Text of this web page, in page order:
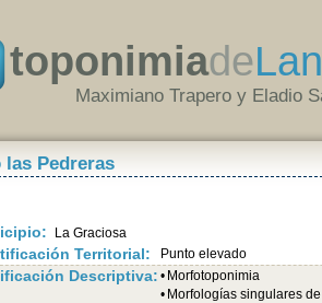
toponimiade
Maximiano Trapero y Eladio
las Pedreras
La Graciosa
Territorial: Punto elevado
Descriptiva: • Morfotoponimia
• Morfologías singulares